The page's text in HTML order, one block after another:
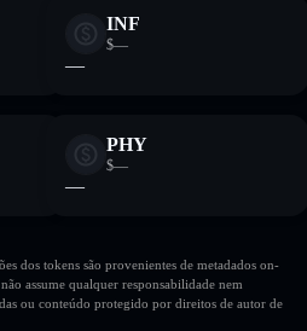
INF
$—
—
PHY
$—
—
dos tokens são provenientes de metadados on-
assume qualquer responsabilidade nem
ou conteúdo protegido por direitos de autor de